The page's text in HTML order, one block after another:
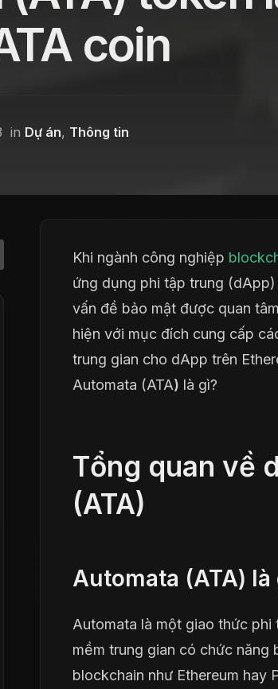
coin
in Dự án, Thông tin
Khi ngành công nghiệp
ứng dụng phi tập trung
vấn đề bảo mật được quan
hiện với mục đích cung cấp
trung gian cho dApp trên
Automata (ATA) là gì?
Tổng quan về
(ATA)
Automata (ATA) là
Automata là một giao thức
mềm trung gian có chức năng
blockchain như Ethereum hay